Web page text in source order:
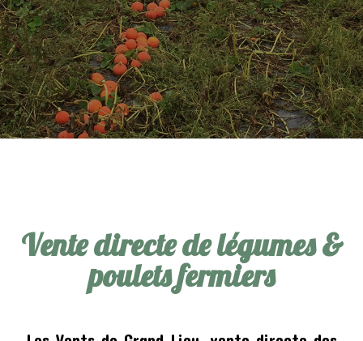
Vente directe de légumes &
poulets fermiers